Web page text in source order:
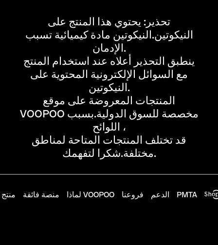
تحذير: يحتوي هذا المنتج على
النيكوتين.النيكوتين مادة كيميائية تسبب
الإدمان.
ينطبق التحذير أعلاه عند استخدام المنتج
مع السوائل الإلكترونية المحتوية على
النيكوتين.
المنتجات المعروضة على موقع
VOOPOO مخصصة للسوق الدولية.بسبب
اللوائح ،
قد تختلف المنتجات المتاحة لمناطق
مختلفة.شكرا لتفهمك.
منتج منصة فائقة لماذا VOOPOO فروعنا الدعم PMTA